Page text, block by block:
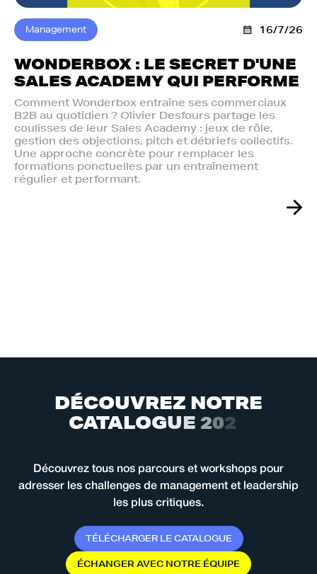
Management 16/7/26
WONDERBOX : LE SECRET D'UNE
SALES ACADEMY QUI PERFORME
Comment Wonderbox entraîne ses commerciaux
B2B au quotidien ? Olivier Desfours partage les
coulisses de leur Sales Academy : jeux de rôle,
gestion des objections, pitch et débriefs collectifs.
Une approche concrète pour remplacer les
formations ponctuelles par un entraînement
régulier et performant.
DÉCOUVREZ NOTRE
CATALOGUE 202
Découvrez tous nos parcours et workshops pour
adresser les challenges de management et leadership
les plus critiques.
TÉLÉCHARGER LE CATALOGUE
ÉCHANGERAVEC NOTRE ÉQUIPE